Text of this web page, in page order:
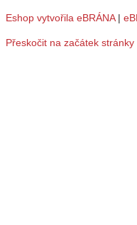
Eshop vytvořila eBRÁNA|
Přeskočit na začátek stránky